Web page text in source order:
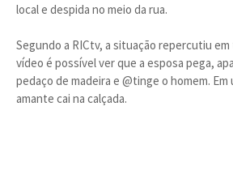
local e despida no meio da rua.
Segundo a RICtv, a situação repercutiu em
vídeo é possível ver que a esposa pega,
pedaço de madeira e @tinge o homem. Em
amante cai na calçada.